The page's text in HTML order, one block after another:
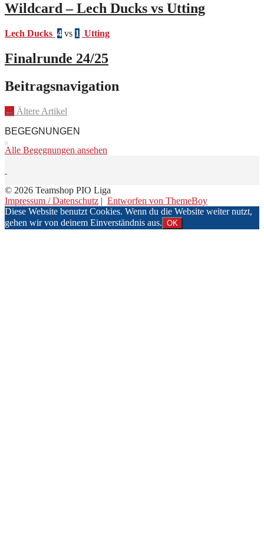
Wildcard – Lech Ducks vs Utting
Lech Ducks 4 vs 1 Utting
Finalrunde 24/25
Beitragsnavigation
← Ältere Artikel
BEGEGNUNGEN
Alle Begegnungen ansehen
© 2026 Teamshop PIO Liga
Impressum / Datenschutz | Entworfen von ThemeBoy
Diese Website benutzt Cookies. Wenn du die Website weiter nutzt,
gehen wir von deinem Einverständnis aus. OK